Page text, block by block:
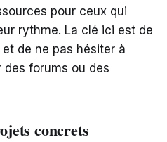
pour ceux qui
rythme. La clé ici est de
de ne pas hésiter à
des forums ou des
concrets